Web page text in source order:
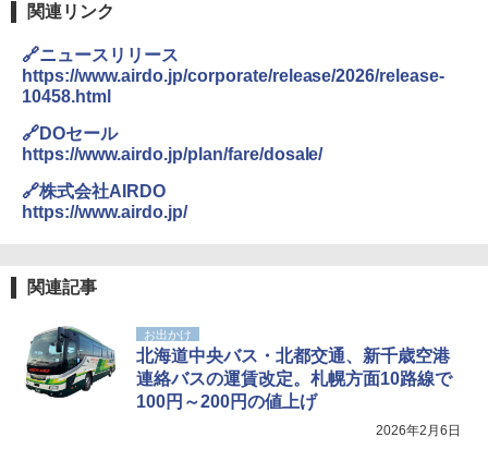
ーチ ピクニック ポップアップテント 携帯 簡
易 トイレテント (オリーブ)
[キャンパーズコレクション 山善] 傘みたいに
広げるだけ パッとサッとテント ブラックコ
ーティング フルクローズ メッシュ 3-4人用
簡単設置 ポップアップテント エクルベージ
[キャンパーズコレクション 山善] 傘みたいに
広げるだけ パッとサッとテント キューブワ
イド ブラックコーティング フルクローズ メ
ッシュ 4人用 簡単設置 ポップアップテント P
0ml（連続噴射30秒）110ml（連続噴射15
秒）射程5～10m 安全ロック搭載 携帯収納袋
付き ヒグマ・イノシシ対策 自治体・教育機
関の購入実績 登山・キャンプ・アウトドア・
防災用品 長期保存可能 緊急時用 日本国内発
ポインターライト 強力 小型 緑色/赤色/青紫色
USB充電式 高精度 超長距離照射 長時間使用
可能 安全ロック付き 高安全性 金属製耐久 コ
ンパクト多機能設計 持ち運び便利 アウトド
ア/オフィス/教育現場/展示会用 緑
関連リンク
🔗ニュースリリース
https://www.airdo.jp/corporate/release/2026/release-
10458.html
🔗DOセール
https://www.airdo.jp/plan/fare/dosale/
🔗株式会社AIRDO
https://www.airdo.jp/
関連記事
お出かけ
北海道中央バス・北都交通、新千歳空港
連絡バスの運賃改定。札幌方面10路線で
100円～200円の値上げ
2026年2月6日